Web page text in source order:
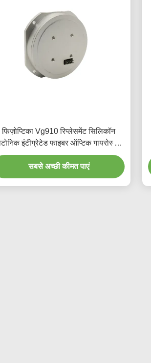
फिज़ोप्टिका Vg910 रिप्लेसमेंट सिलिकॉन
इंटीग्रेटेड फाइबर ऑप्टिक गायरोस्कोप
सेंसर
सबसे अच्छी कीमत पाएं